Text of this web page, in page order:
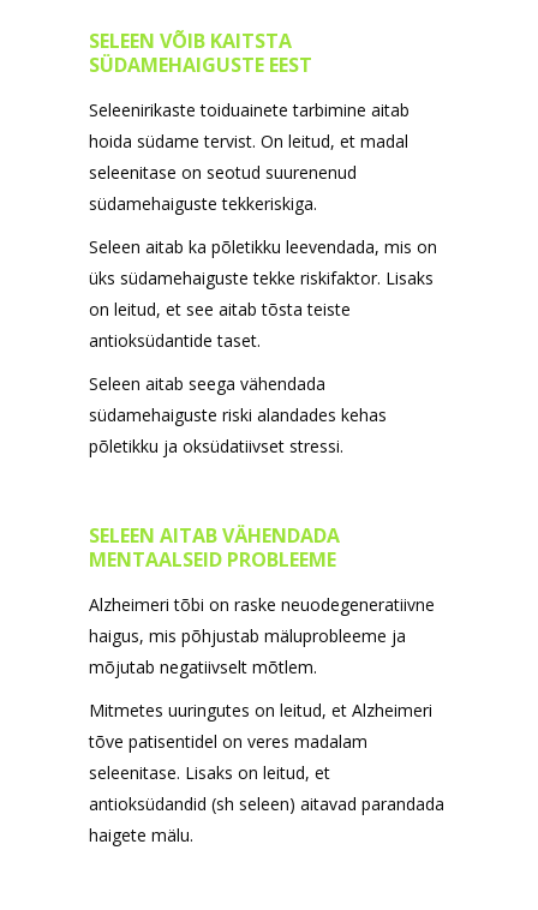
SELEEN VÕIB KAITSTA
SÜDAMEHAIGUSTE EEST
Seleenirikaste toiduainete tarbimine aitab
hoida südame tervist. On leitud, et madal
seleenitase on seotud suurenenud
südamehaiguste tekkeriskiga.
Seleen aitab ka põletikku leevendada, mis on
üks südamehaiguste tekke riskifaktor. Lisaks
on leitud, et see aitab tõsta teiste
antioksüdantide taset.
Seleen aitab seega vähendada
südamehaiguste riski alandades kehas
põletikku ja oksüdatiivset stressi.
SELEEN AITAB VÄHENDADA
MENTAALSEID PROBLEEME
Alzheimeri tõbi on raske neuodegeneratiivne
haigus, mis põhjustab mäluprobleeme ja
mõjutab negatiivselt mõtlem.
Mitmetes uuringutes on leitud, et Alzheimeri
tõve patisentidel on veres madalam
seleenitase. Lisaks on leitud, et
antioksüdandid (sh seleen) aitavad parandada
haigete mälu.